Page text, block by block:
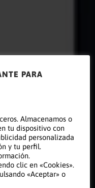
PARA
Almacenamos o
tu dispositivo con
personalizada
y tu perfil.
clic en «Cookies».
«Aceptar» o